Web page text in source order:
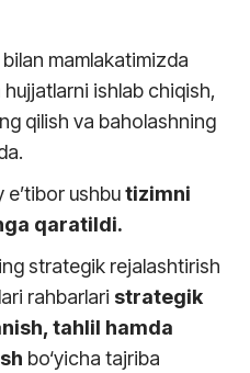
mamlakatimizda
ishlab chiqish,
qilish va baholashning
ushbutizimni
qaratildi.
strategik rejalashtirish
rahbarlari strategik
tahlil hamda
bo‘yicha tajriba